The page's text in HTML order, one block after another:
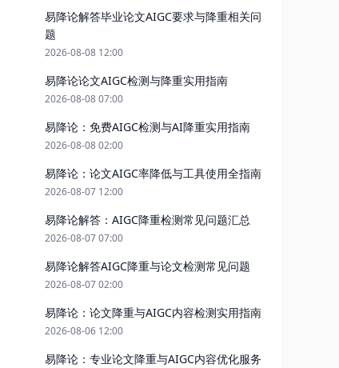
易降论解答毕业论文AIGC要求与降重相关问
题
2026-08-08 12:00
易降论论文AIGC检测与降重实用指南
2026-08-08 07:00
易降论：免费AIGC检测与AI降重实用指南
2026-08-08 02:00
易降论：论文AIGC率降低与工具使用全指南
2026-08-07 12:00
易降论解答：AIGC降重检测常见问题汇总
2026-08-07 07:00
易降论解答AIGC降重与论文检测常见问题
2026-08-07 02:00
易降论：论文降重与AIGC内容检测实用指南
2026-08-06 12:00
易降论：专业论文降重与AIGC内容优化服务